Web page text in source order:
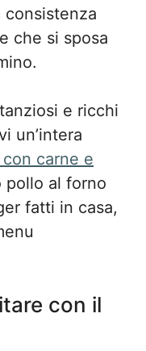
che si sposa
e ricchi
un’intera
carne e
pollo al forno
fatti in casa,
con il